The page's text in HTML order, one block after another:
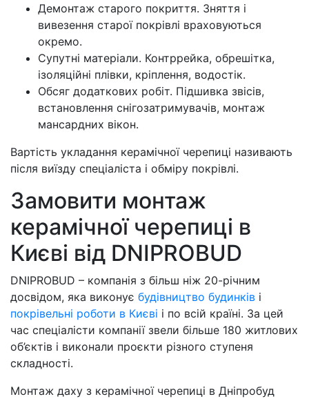
Демонтаж старого покриття. Зняття і
вивезення старої покрівлі враховуються
окремо.
Супутні матеріали. Контррейка, обрешітка,
ізоляційні плівки, кріплення, водостік.
Обсяг додаткових робіт. Підшивка звісів,
встановлення снігозатримувачів, монтаж
мансардних вікон.
Вартість укладання керамічної черепиці називають
після виїзду спеціаліста і обміру покрівлі.
Замовити монтаж
керамічної черепиці в
Києві від DNIPROBUD
DNIPROBUD – компанія з більш ніж 20-річним
досвідом, яка виконує будівництво будинків і
покрівельні роботи в Києві і по всій країні. За цей
час спеціалісти компанії звели більше 180 житлових
об’єктів і виконали проєкти різного ступеня
складності.
Монтаж даху з керамічної черепиці в Дніпробуд